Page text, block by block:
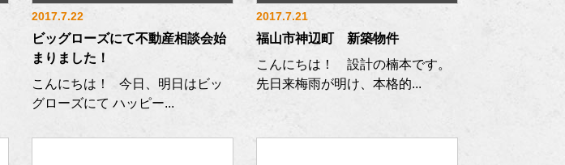
2017.7.22
ビッグローズにて不動産相談会始
まりました！
こんにちは！ 今日、明日はビッ
グローズにて ハッピー...
2017.7.21
福山市神辺町 新築物件
こんにちは！ 設計の楠本です。
先日来梅雨が明け、本格的...